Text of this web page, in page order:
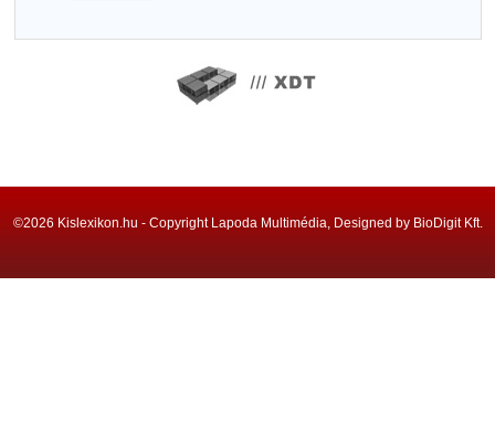
©2026 Kislexikon.hu - Copyright Lapoda Multimédia, Designed by BioDigit Kft.